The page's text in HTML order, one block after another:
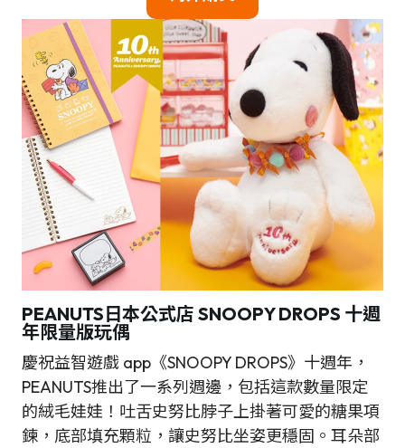
PEANUTS日本公式店 SNOOPY DROPS 十週
年限量版玩偶
慶祝益智遊戲 app《SNOOPY DROPS》十週年，
PEANUTS推出了一系列週邊，包括這款數量限定
的絨毛娃娃！吐舌史努比脖子上掛著可愛的糖果項
鍊，底部填充顆粒，讓史努比坐姿更穩固。耳朵部